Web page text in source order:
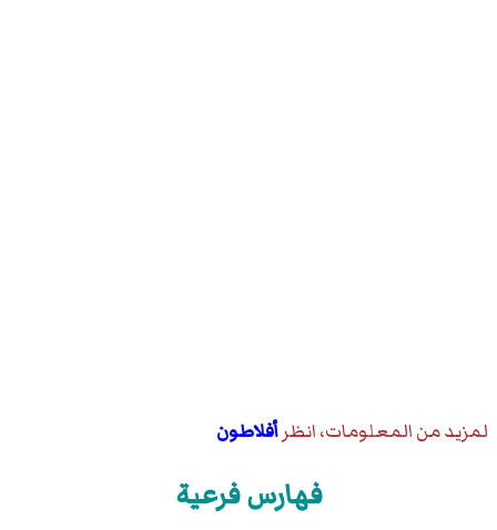
لمزيد من المعلومات، انظرأفلاطون
فهارس فرعية